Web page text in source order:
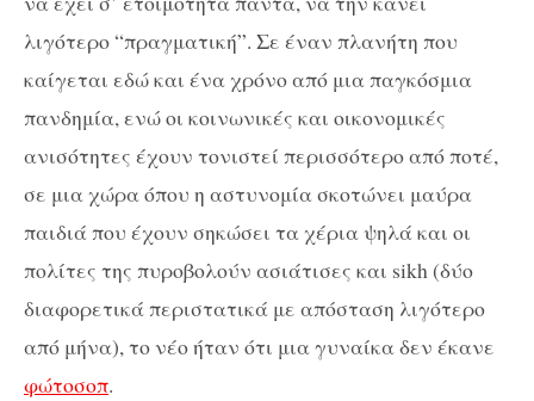
λιγότερο “πραγματική”. Σε έναν πλανήτη που
καίγεται εδώ και ένα χρόνο από μια παγκόσμια
πανδημία, ενώ οι κοινωνικές και οικονομικές
ανισότητες έχουν τονιστεί περισσότερο από ποτέ,
σε μια χώρα όπου η αστυνομία σκοτώνει μαύρα
παιδιά που έχουν σηκώσει τα χέρια ψηλά και οι
πολίτες της πυροβολούν ασιάτισες και sikh (δύο
διαφορετικά περιστατικά με απόσταση λιγότερο
από μήνα), το νέο ήταν ότι μια γυναίκα δεν έκανε
φώτοσοπ.